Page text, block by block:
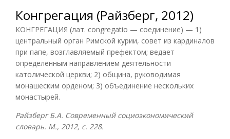
Конгрегация (Райзберг, 2012)
КОНГРЕГАЦИЯ (лат. congregatio — соединение) — 1)
центральный орган Римской курии, совет из кардиналов
при папе, возглавляемый префектом; ведает
определенным направлением деятельности
католической церкви; 2) община, руководимая
монашеским орденом; 3) объединение нескольких
монастырей.
Райзберг Б.А. Современный социоэкономический
словарь. М., 2012, с. 228.